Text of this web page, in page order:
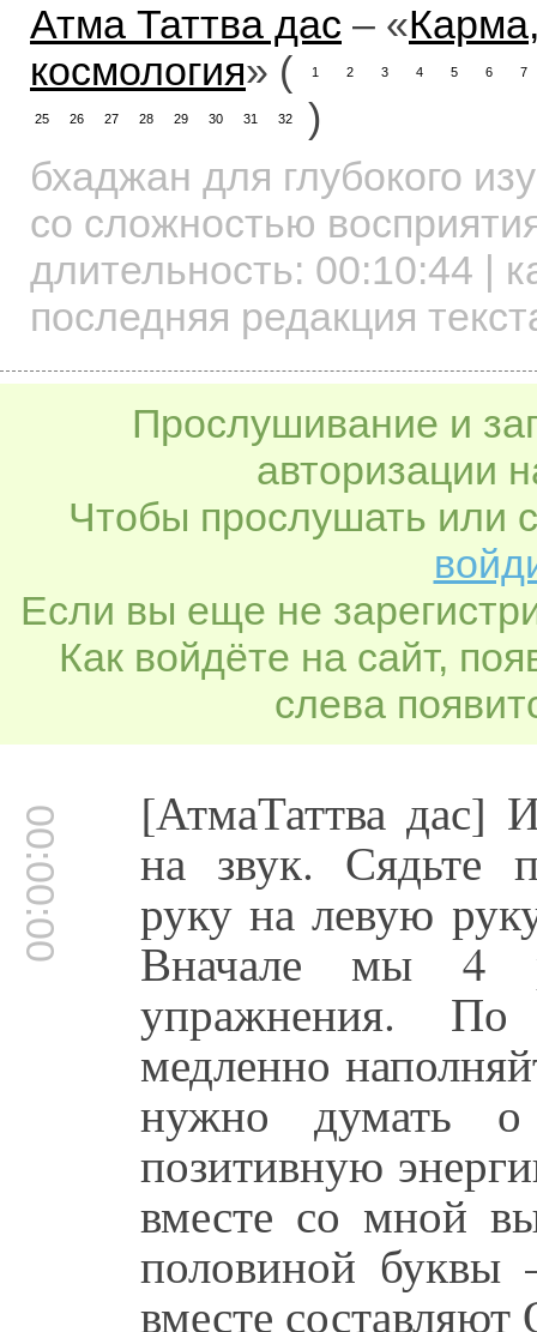
Атма Таттва дас – «
космология» ( 1 2 3 4 5 6 7
25 26 27 28 29 30 31 32
)
бхаджан для глубокого
со сложностью
длительность: 00:10:44 |
последняя редакция
Прослушивание и
авторизации
Чтобы прослушать или
Если вы еще не
Как войдёте на сайт,
слева
00:00:00 [АтмаТаттва дас]
на звук. Сядьте
руку на левую
Вначале мы 4
упражнения.
медленно
нужно думать
позитивную
вместе со мной
половиной
вместе